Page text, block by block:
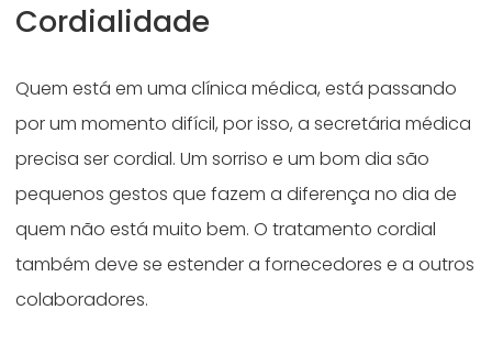
Cordialidade
Quem está em uma clínica médica, está passando
por um momento difícil, por isso, a secretária médica
precisa ser cordial. Um sorriso e um bom dia são
pequenos gestos que fazem a diferença no dia de
quem não está muito bem. O tratamento cordial
também deve se estender a fornecedores e a outros
colaboradores.